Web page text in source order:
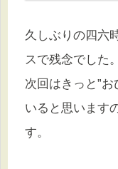
久しぶりの四六
スで残念でした。
次回はきっと”
いると思います
す。